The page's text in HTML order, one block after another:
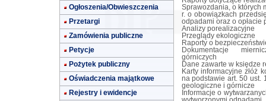
Ogłoszenia/Obwieszczenia
Przetargi
Zamówienia publiczne
Petycje
Pożytek publiczny
Oświadczenia majątkowe
Rejestry i ewidencje
Sprawozdania, o których
r. o obowiązkach
odpadami oraz o opłacie
Analizy porealizacyjne
Przeglądy ekologiczne
Raporty o
Dokumentacje
górniczych
Dane zawarte w księdze
Karty informacyjne złóż
na podstawie art. 50 ust.
geologiczne i górnicze
Informacje o